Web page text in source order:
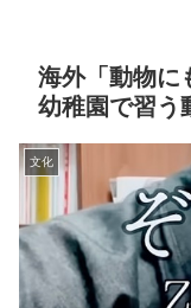
海外「動物に
幼稚園で習う
文化